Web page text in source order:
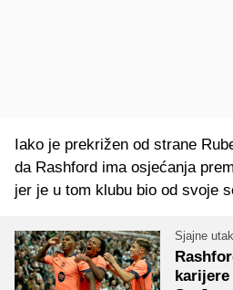
Iako je prekrižen od strane
da Rashford ima osjećanja
jer je u tom klubu bio od svoje
Sjajne
karijere